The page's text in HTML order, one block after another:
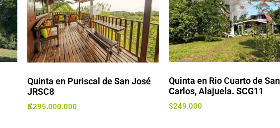
Quinta en Puriscal de San José
JRSC8
₡295.000.000
Quinta en Rio Cuarto de San
Carlos, Alajuela. SCG11
$249.000